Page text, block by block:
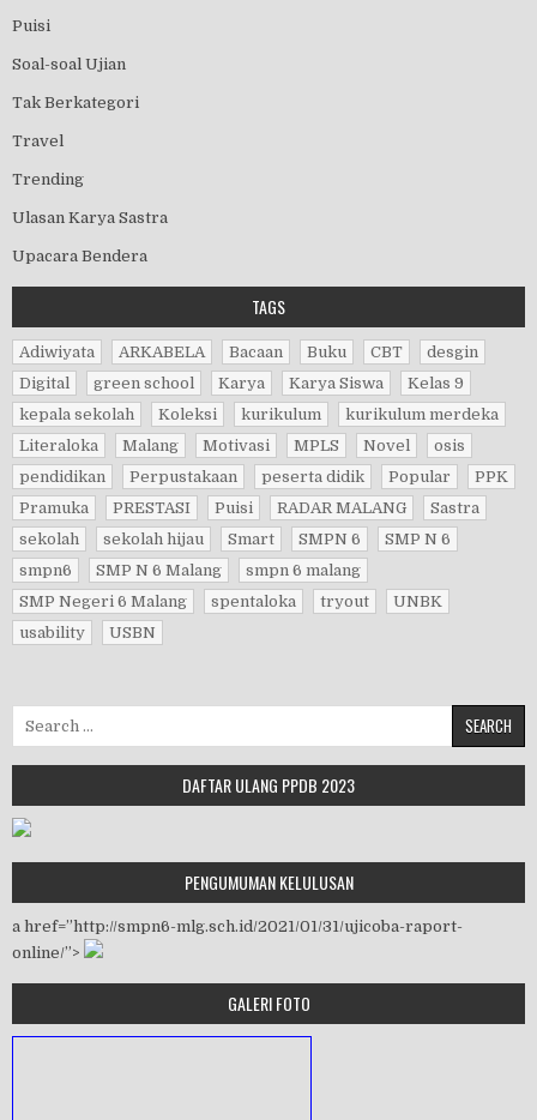
Puisi
Soal-soal Ujian
Tak Berkategori
Travel
Trending
Ulasan Karya Sastra
Upacara Bendera
TAGS
Adiwiyata ARKABELA Bacaan Buku CBT
desgin
Digital
green school Karya Karya Siswa
Kelas 9
kepala sekolah
Koleksi kurikulum
kurikulum merdeka
Literaloka
Malang Motivasi MPLS Novel
osis
pendidikan
Perpustakaan peserta didik Popular
PPK
Pramuka
PRESTASI Puisi RADAR MALANG
Sastra
sekolah
sekolah hijau Smart SMPN 6
SMP N 6
smpn6
SMP N 6 Malang
smpn 6 malang
SMP Negeri 6 Malang
spentaloka tryout
UNBK
usability
USBN
DAFTAR ULANG PPDB 2023
PENGUMUMAN KELULUSAN
a href=”http://smpn6-mlg.sch.id/2021/01/31/ujicoba-raport-
online/”>
GALERI FOTO